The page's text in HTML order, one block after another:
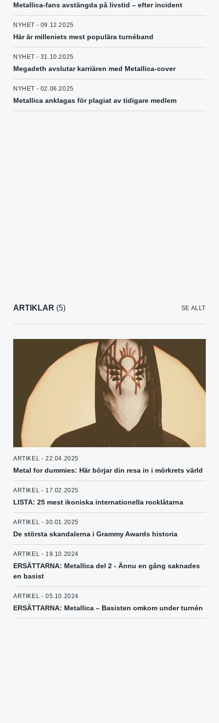
Metallica-fans avstängda på livstid – efter incident
NYHET - 09.12.2025
Här är milleniets mest populära turnéband
NYHET - 31.10.2025
Megadeth avslutar karriären med Metallica-cover
NYHET - 02.06.2025
Metallica anklagas för plagiat av tidigare medlem
ARTIKLAR (5) SE ALLT
ARTIKEL - 22.04.2025
Metal for dummies: Här börjar din resa in i mörkrets värld
ARTIKEL - 17.02.2025
LISTA: 25 mest ikoniska internationella rocklåtarna
ARTIKEL - 30.01.2025
De största skandalerna i Grammy Awards historia
ARTIKEL - 19.10.2024
ERSÄTTARNA: Metallica del 2 - Ännu en gång saknades
en basist
ARTIKEL - 05.10.2024
ERSÄTTARNA: Metallica – Basisten omkom under turnén